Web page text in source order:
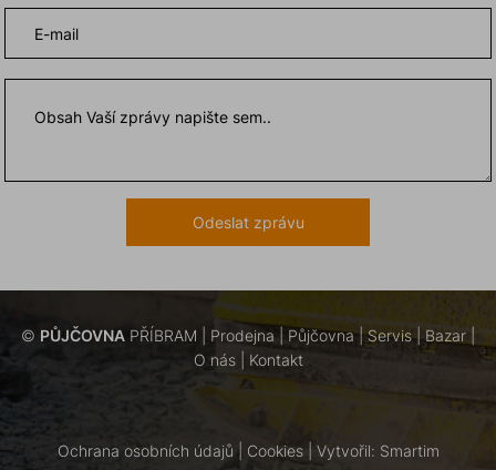
© PŮJČOVNA PŘÍBRAM | Prodejna Půjčovna|Servis| Bazar
O nás| Kontakt
Ochrana osobních údajů Cookies| Vytvořil: Smartim